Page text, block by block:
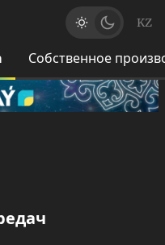
KZ
Собственное